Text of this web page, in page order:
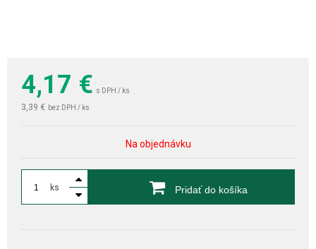
4,17 € s DPH / ks
3,39 € bez DPH / ks
Na objednávku
ks Pridať do košíka